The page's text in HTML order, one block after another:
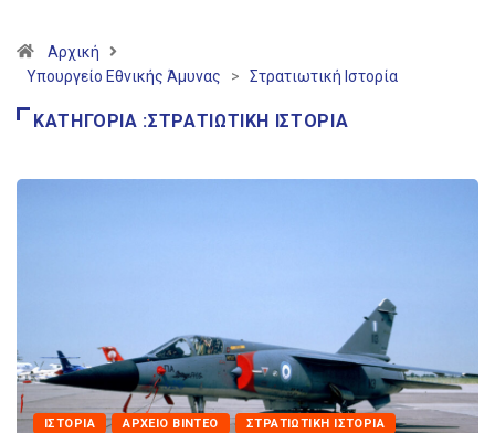
Αρχική
Υπουργείο Εθνικής Άμυνας
> Στρατιωτική Ιστορία
ΚΑΤΗΓΟΡΊΑ :ΣΤΡΑΤΙΩΤΙΚΉ ΙΣΤΟΡΊΑ
ΙΣΤΟΡΊΑ ΑΡΧΕΊΟ ΒΊΝΤΕΟ ΣΤΡΑΤΙΩΤΙΚΉ ΙΣΤΟΡΊΑ